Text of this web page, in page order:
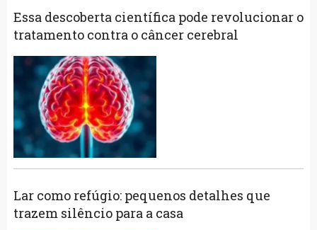
Essa descoberta científica pode revolucionar o
tratamento contra o câncer cerebral
Lar como refúgio: pequenos detalhes que
trazem silêncio para a casa